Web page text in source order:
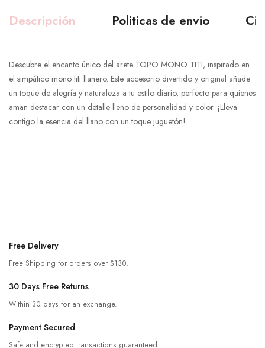
Descripción Politicas de envio
Descubre el encanto único del arete TOPO MONO TITI, inspirado en
el simpático mono titi llanero. Este accesorio divertido y original añade
un toque de alegría y naturaleza a tu estilo diario, perfecto para quienes
aman destacar con un detalle lleno de personalidad y color. ¡Lleva
contigo la esencia del llano con un toque juguetón!
Free Delivery
Free Shipping for orders over $130.
30 Days Free Returns
Within 30 days for an exchange.
Payment Secured
Safe and encrypted transactions guaranteed.